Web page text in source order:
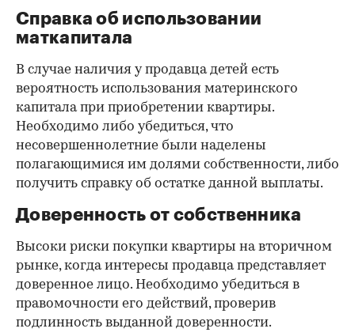
Справка об использовании
маткапитала
В случае наличия у продавца детей есть
вероятность использования материнского
капитала при приобретении квартиры.
Необходимо либо убедиться, что
несовершеннолетние были наделены
полагающимися им долями собственности, либо
получить справку об остатке данной выплаты.
Доверенность от собственника
Высоки риски покупки квартиры на вторичном
рынке, когда интересы продавца представляет
доверенное лицо. Необходимо убедиться в
правомочности его действий, проверив
подлинность выданной доверенности.